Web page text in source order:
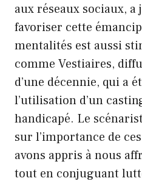
aux réseaux sociaux,
favoriser cette
mentalités est aussi
comme Vestiaires,
d’une décennie, qui a
l’utilisation d’un
handicapé. Le
sur l’importance de
avons appris à nous
tout en conjuguant